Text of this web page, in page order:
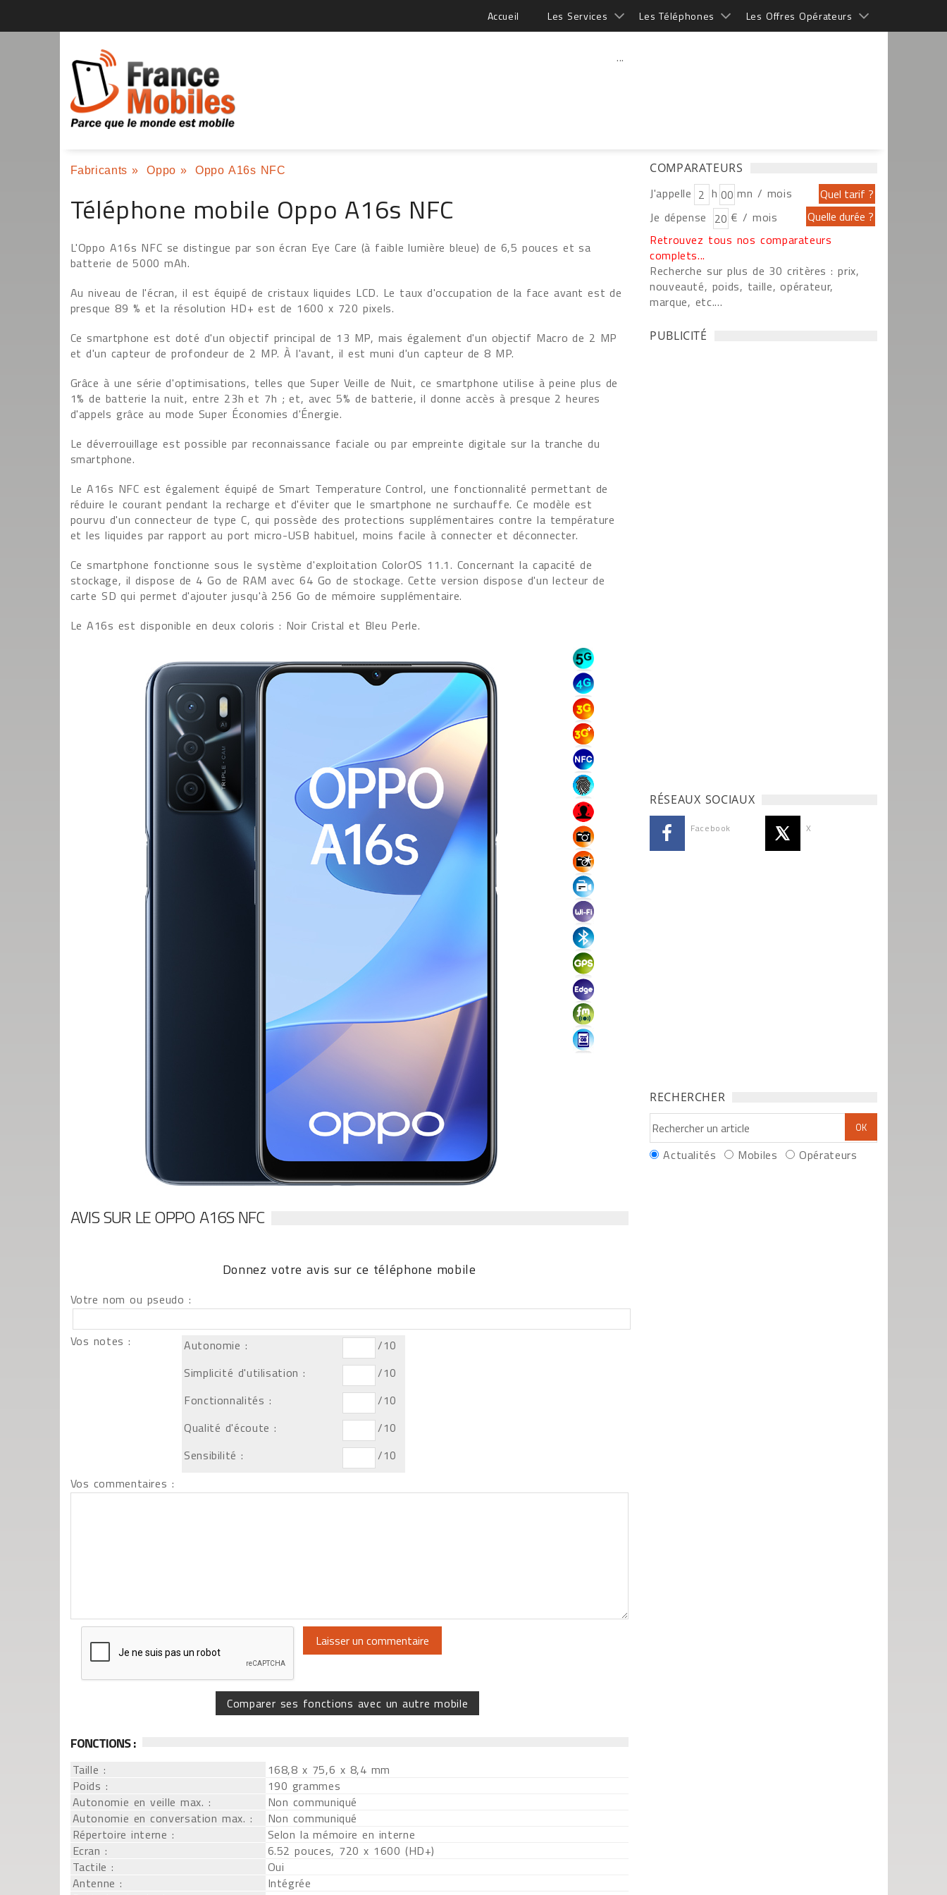
Accueil Les Services Les Téléphones Les Offres Opérateurs
...
Fabricants » Oppo » Oppo A16s NFC
Téléphone mobile Oppo A16s NFC
L'Oppo A16s NFC se distingue par son écran Eye Care (à faible lumière bleue) de 6,5 pouces et sa
batterie de 5000 mAh.
Au niveau de l'écran, il est équipé de cristaux liquides LCD. Le taux d'occupation de la face avant est de
presque 89 % et la résolution HD+ est de 1600 x 720 pixels.
Ce smartphone est doté d'un objectif principal de 13 MP, mais également d'un objectif Macro de 2 MP
et d'un capteur de profondeur de 2 MP. À l'avant, il est muni d'un capteur de 8 MP.
Grâce à une série d'optimisations, telles que Super Veille de Nuit, ce smartphone utilise à peine plus de
1% de batterie la nuit, entre 23h et 7h ; et, avec 5% de batterie, il donne accès à presque 2 heures
d'appels grâce au mode Super Économies d'Énergie.
Le déverrouillage est possible par reconnaissance faciale ou par empreinte digitale sur la tranche du
smartphone.
Le A16s NFC est également équipé de Smart Temperature Control, une fonctionnalité permettant de
réduire le courant pendant la recharge et d'éviter que le smartphone ne surchauffe. Ce modèle est
pourvu d'un connecteur de type C, qui possède des protections supplémentaires contre la température
et les liquides par rapport au port micro-USB habituel, moins facile à connecter et déconnecter.
Ce smartphone fonctionne sous le système d'exploitation ColorOS 11.1. Concernant la capacité de
stockage, il dispose de 4 Go de RAM avec 64 Go de stockage. Cette version dispose d'un lecteur de
carte SD qui permet d'ajouter jusqu'à 256 Go de mémoire supplémentaire.
Le A16s est disponible en deux coloris : Noir Cristal et Bleu Perle.
AVIS SUR LE OPPO A16S NFC
Donnez votre avis sur ce téléphone mobile
Votre nom ou pseudo :
Vos notes : Autonomie :
/10
Simplicité d'utilisation :
/10
Fonctionnalités :
/10
Qualité d'écoute :
/10
Sensibilité :
/10
Vos commentaires :
Comparer ses fonctions avec un autre mobile
FONCTIONS :
Taille :
168,8 x 75,6 x 8,4 mm
Poids :
190 grammes
Autonomie en veille max. :
Non communiqué
Autonomie en conversation max. :
Non communiqué
Répertoire interne :
Selon la mémoire en interne
Ecran :
6.52 pouces, 720 x 1600 (HD+)
Tactile :
Oui
Antenne :
Intégrée
COMPARATEURS
J'appelle h
mn / mois
Je dépense
€ / mois
Retrouvez tous nos comparateurs
complets...
Recherche sur plus de 30 critères : prix,
nouveauté, poids, taille, opérateur,
marque, etc....
PUBLICITÉ
RÉSEAUX SOCIAUX
Facebook X
RECHERCHER
Actualités Mobiles Opérateurs